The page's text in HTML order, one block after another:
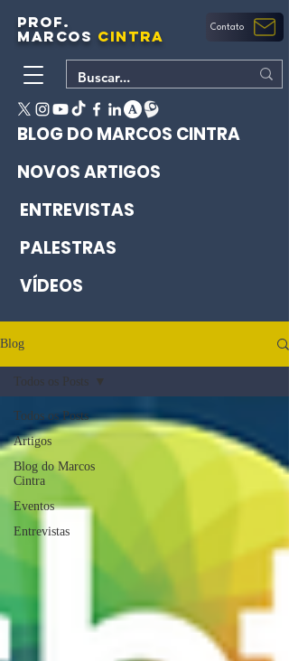
PROF.
MARCOS CINTRA Contato
BLOG DO MARCOS CINTRA
NOVOS ARTIGOS
ENTREVISTAS
PALESTRAS
VÍDEOS
Blog
Todos os Posts
Artigos
Blog do Marcos
Cintra
Eventos
Entrevistas
Todos os Posts